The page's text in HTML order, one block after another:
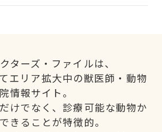
ターズ・ファイルは、
エリア拡大中の獣医師・動物
情報サイト。
けでなく、診療可能な動物か
きることが特徴的。